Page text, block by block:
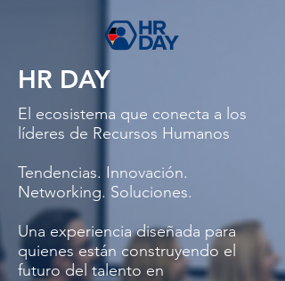
HR DAY
El ecosistema que conecta a los
líderes de Recursos Humanos
Tendencias. Innovación.
Networking. Soluciones.
Una experiencia diseñada para
quienes están construyendo el
futuro del talento en